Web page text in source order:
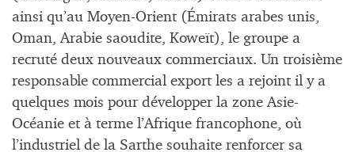
ainsi qu’au Moyen-Orient (Émirats arabes unis,
Oman, Arabie saoudite, Koweït), le groupe a
recruté deux nouveaux commerciaux. Un troisième
responsable commercial export les a rejoint il y a
quelques mois pour développer la zone Asie-
Océanie et à terme l’Afrique francophone, où
l’industriel de la Sarthe souhaite renforcer sa